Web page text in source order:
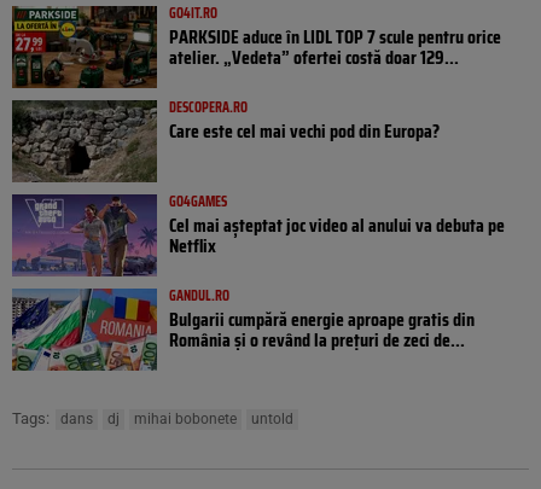
GO4IT.RO
PARKSIDE aduce în LIDL TOP 7 scule pentru orice
atelier. „Vedeta” ofertei costă doar 129...
DESCOPERA.RO
Care este cel mai vechi pod din Europa?
GO4GAMES
Cel mai așteptat joc video al anului va debuta pe
Netflix
GANDUL.RO
Bulgarii cumpără energie aproape gratis din
România și o revând la prețuri de zeci de...
Tags: dans dj mihai bobonete untold